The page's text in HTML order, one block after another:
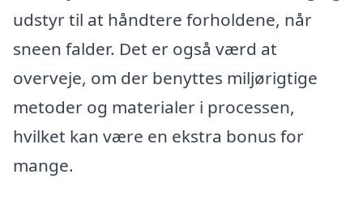
udstyr til at håndtere forholdene, når
sneen falder. Det er også værd at
overveje, om der benyttes miljørigtige
metoder og materialer i processen,
hvilket kan være en ekstra bonus for
mange.